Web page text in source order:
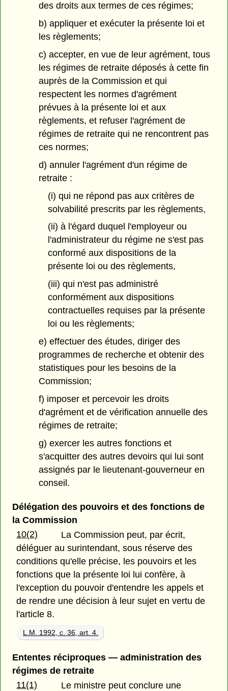
des droits aux termes de ces régimes;
b) appliquer et exécuter la présente loi et
les règlements;
c) accepter, en vue de leur agrément, tous
les régimes de retraite déposés à cette fin
auprès de la Commission et qui
respectent les normes d'agrément
prévues à la présente loi et aux
règlements, et refuser l'agrément de
régimes de retraite qui ne rencontrent pas
ces normes;
d) annuler l'agrément d'un régime de
retraite :
(i) qui ne répond pas aux critères de
solvabilité prescrits par les règlements,
(ii) à l'égard duquel l'employeur ou
l'administrateur du régime ne s'est pas
conformé aux dispositions de la
présente loi ou des règlements,
(iii) qui n'est pas administré
conformément aux dispositions
contractuelles requises par la présente
loi ou les règlements;
e) effectuer des études, diriger des
programmes de recherche et obtenir des
statistiques pour les besoins de la
Commission;
f) imposer et percevoir les droits
d'agrément et de vérification annuelle des
régimes de retraite;
g) exercer les autres fonctions et
s'acquitter des autres devoirs qui lui sont
assignés par le lieutenant-gouverneur en
conseil.
Délégation des pouvoirs et des fonctions de
la Commission
10(2)
La Commission peut, par écrit,
déléguer au surintendant, sous réserve des
conditions qu'elle précise, les pouvoirs et les
fonctions que la présente loi lui confère, à
l'exception du pouvoir d'entendre les appels et
de rendre une décision à leur sujet en vertu de
l'article 8.
L.M. 1992, c. 36, art. 4.
Ententes réciproques — administration des
régimes de retraite
11(1)
Le ministre peut conclure une